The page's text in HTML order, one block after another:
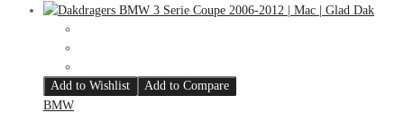
Add to Wishlist
Add to Compare
BMW